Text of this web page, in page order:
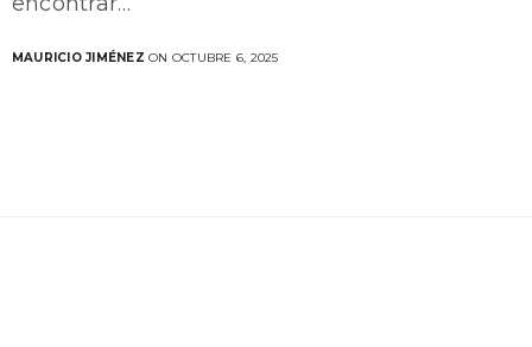
MAURICIO JIMÉNEZ ON OCTUBRE 6, 2025